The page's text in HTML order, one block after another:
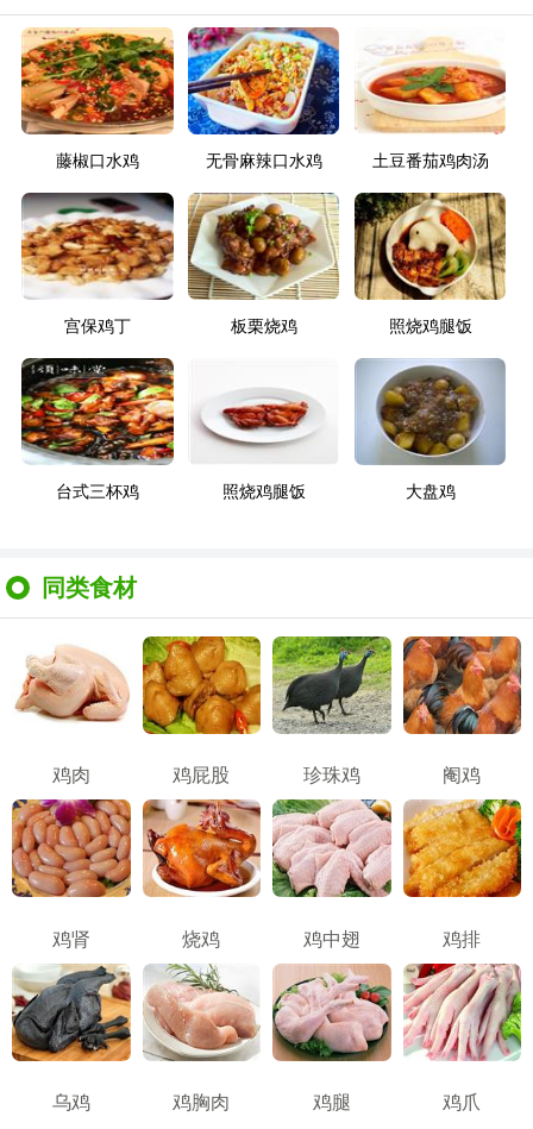
藤椒口水鸡 无骨麻辣口水鸡 土豆番茄鸡肉汤
宫保鸡丁 板栗烧鸡 照烧鸡腿饭
台式三杯鸡 照烧鸡腿饭 大盘鸡
同类食材
鸡肉 鸡屁股 珍珠鸡 阉鸡
鸡肾 烧鸡 鸡中翅 鸡排
乌鸡 鸡胸肉 鸡腿 鸡爪